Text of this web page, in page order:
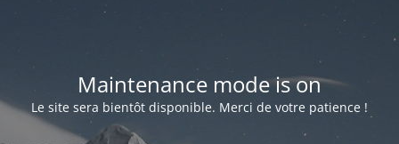
Maintenance mode is on
Le site sera bientôt disponible. Merci de votre patience !